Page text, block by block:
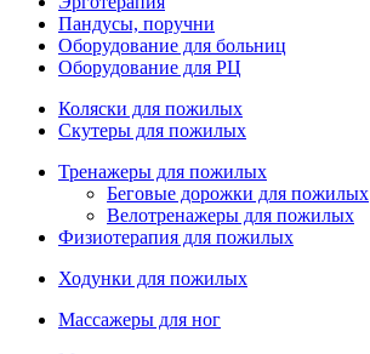
Пандусы, поручни
Оборудование для больниц
Оборудование для РЦ
Коляски для пожилых
Скутеры для пожилых
Тренажеры для пожилых
Беговые дорожки для пожилых
Велотренажеры для пожилых
Физиотерапия для пожилых
Ходунки для пожилых
Массажеры для ног